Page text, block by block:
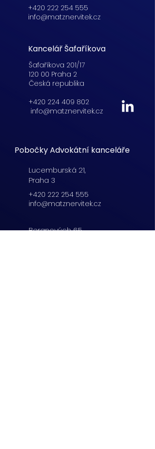
+420 222 254 555
info@matznervitek.cz
Kancelář Šafaříkova
Šafaříkova 201/17
120 00 Praha 2
Česká republika
+420 224 409 802
info@matznervitek.cz
Pobočky Advokátní kanceláře
Lucemburská 21,
Praha 3
+420 222 254 555
info@matznervitek.cz
Beranových 65,